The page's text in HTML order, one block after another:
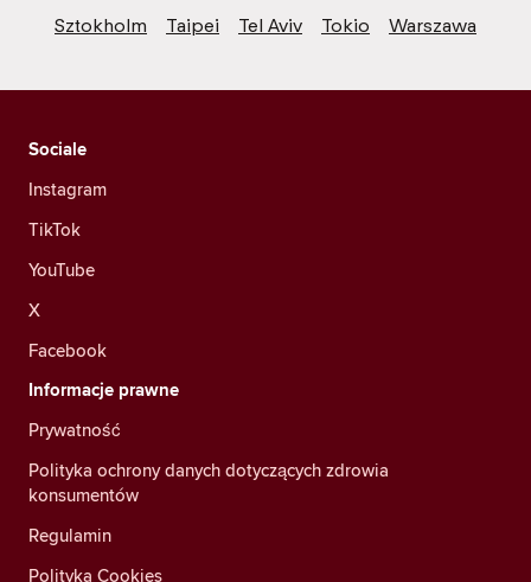
Sztokholm
Taipei Tel Aviv Tokio Warszawa
Sociale
Instagram
TikTok
YouTube
X
Facebook
Informacje prawne
Prywatność
Polityka ochrony danych dotyczących zdrowia
konsumentów
Regulamin
Polityka Cookies